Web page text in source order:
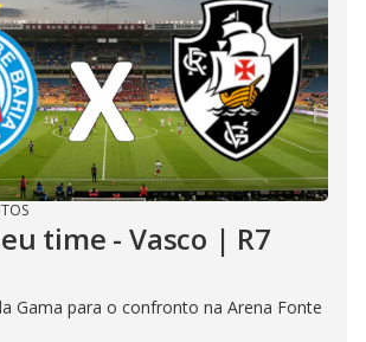
time - Vasco | R7
Gama para o confronto na Arena Fonte